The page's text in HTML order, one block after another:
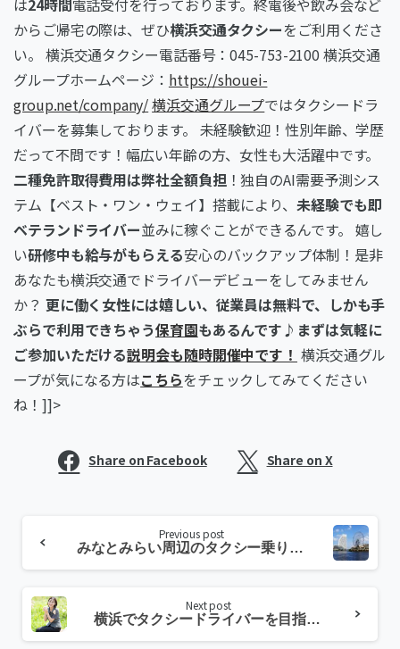
は24時間電話受付を行っております。終電後や飲み会など
からご帰宅の際は、ぜひ横浜交通タクシーをご利用くださ
い。 横浜交通タクシー電話番号：045-753-2100 横浜交通
グループホームページ： https://shouei-
group.net/company/横浜交通グループではタクシードラ
イバーを募集しております。 未経験歓迎！性別年齢、学歴
だって不問です！幅広い年齢の方、女性も大活躍中です。
二種免許取得費用は弊社全額負担！独自のAI需要予測シス
テム【ベスト・ワン・ウェイ】搭載により、 未経験でも即
ベテランドライバー並みに稼ぐことができるんです。 嬉し
い研修中も給与がもらえる安心のバックアップ体制！是非
あなたも横浜交通でドライバーデビューをしてみません
か？ 更に働く女性には嬉しい、従業員は無料で、しかも手
ぶらで利用できちゃう保育園もあるんです♪まずは気軽に
ご参加いただける説明会も随時開催中です！ 横浜交通グル
ープが気になる方はこちらをチェックしてみてください
ね！]]>
Share on Facebook Share on X
Reading
Previous post
みなとみらい周辺のタクシー乗り場や捕まえやすいスポットをご紹介！
Next post
横浜でタクシードライバーを目指すなら！横浜交通グループの求人情報